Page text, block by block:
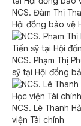
NCS. Đàm Thị
Hội đồng bảo vệ
NCS. Phạm Thị
sỹ tại Hội đồng
NCS. Lê Thanh
viện Tài chính